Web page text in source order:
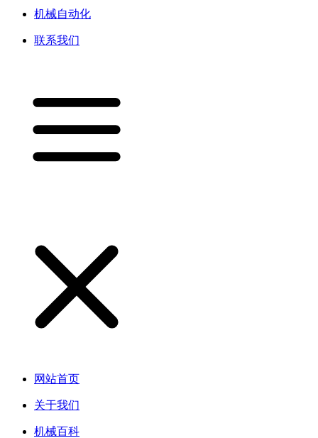
机械自动化
联系我们
网站首页
关于我们
机械百科